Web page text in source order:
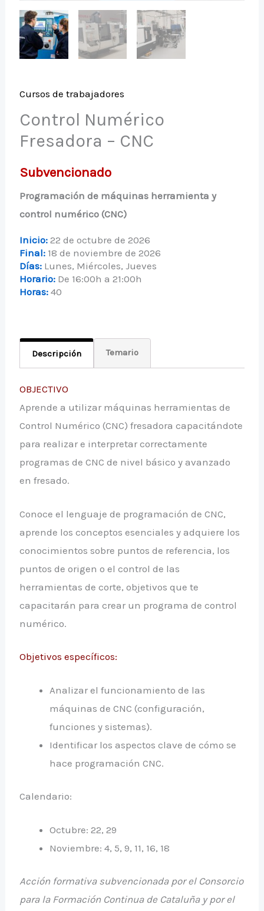
Cursos de trabajadores
Control Numérico
Fresadora – CNC
Subvencionado
Programación de máquinas herramienta y
control numérico (CNC)
Inicio: 22 de octubre de 2026
Final: 18 de noviembre de 2026
Días: Lunes, Miércoles, Jueves
Horario: De 16:00h a 21:00h
Horas: 40
Descripción Temario
OBJECTIVO
Aprende a utilizar máquinas herramientas de
Control Numérico (CNC) fresadora capacitándote
para realizar e interpretar correctamente
programas de CNC de nivel básico y avanzado
en fresado.
Conoce el lenguaje de programación de CNC,
aprende los conceptos esenciales y adquiere los
conocimientos sobre puntos de referencia, los
puntos de origen o el control de las
herramientas de corte, objetivos que te
capacitarán para crear un programa de control
numérico.
Objetivos específicos:
Analizar el funcionamiento de las
máquinas de CNC (configuración,
funciones y sistemas).
Identificar los aspectos clave de cómo se
hace programación CNC.
Calendario:
Octubre: 22, 29
Noviembre: 4, 5, 9, 11, 16, 18
Acción formativa subvencionada por el Consorcio
para la Formación Continua de Cataluña y por el